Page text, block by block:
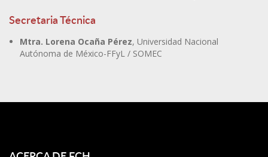
Secretaria Técnica
Mtra. Lorena Ocaña Pérez, Universidad Nacional
Autónoma de México-FFyL / SOMEC